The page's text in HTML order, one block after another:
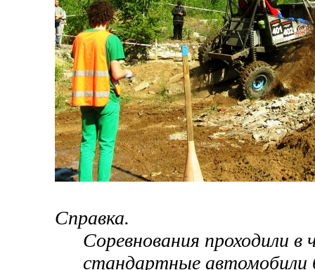
Справка.
Соревнования проходили
стандартные автомобили